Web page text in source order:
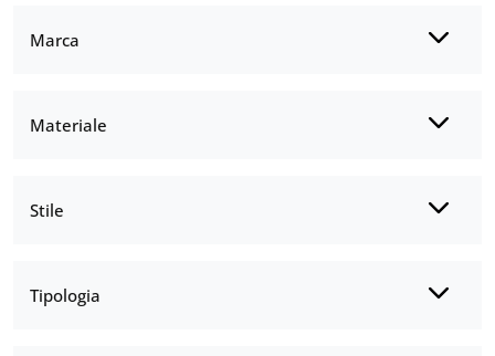
Marca
Materiale
Stile
Tipologia